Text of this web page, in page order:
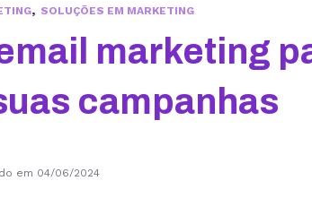
, SOLUÇÕES EM MARKETING
marketing
campanhas
em 04/06/2024